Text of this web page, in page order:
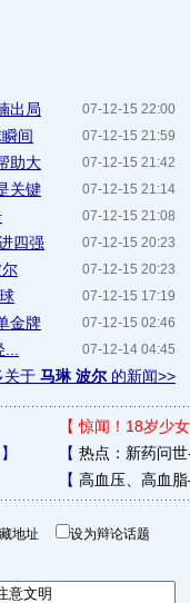
07-12-15 22:00
出局
07-12-15 21:59
间
07-12-15 21:42
助大
07-12-15 21:14
关键
07-12-15 21:08
07-12-15 20:23
四强
07-12-15 20:23
07-12-15 17:19
07-12-15 02:46
金牌
07-12-14 04:45
关于 马琳 波尔 的新闻>>
【惊闻！18岁少
】 【 热点：新药问
【 高血压、高血
地址 设为辩论话题